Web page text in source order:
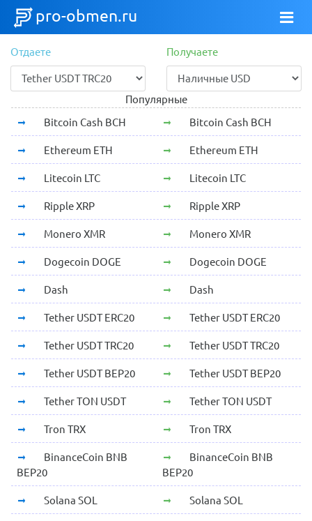
pro-obmen.ru
Отдаете Получаете
Популярные
Bitcoin Cash BCH
Bitcoin Cash BCH
Ethereum ETH Ethereum ETH
Litecoin LTC Litecoin LTC
Ripple XRP Ripple XRP
Monero XMR Monero XMR
Dogecoin DOGE Dogecoin DOGE
Dash Dash
Tether USDT ERC20 Tether USDT ERC20
Tether USDT TRC20 Tether USDT TRC20
Tether USDT BEP20 Tether USDT BEP20
Tether TON USDT Tether TON USDT
Tron TRX Tron TRX
BinanceCoin BNB
BEP20
BinanceCoin BNB
BEP20
Solana SOL Solana SOL